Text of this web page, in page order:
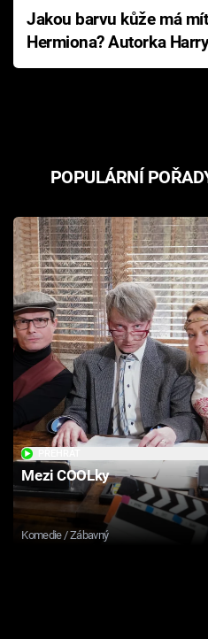
Jakou barvu kůže má mít
Hermiona? Autorka
Pottera přišla s ráznou
POPULÁRNÍ
Mezi COOLky
Komedie / Zábavný